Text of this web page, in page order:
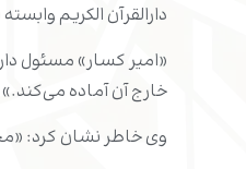
دارالقرآن الکریم
«امیر کسار» مسئول
خارج آن آماده می‌کند.»
وی خاطر نشان کرد: